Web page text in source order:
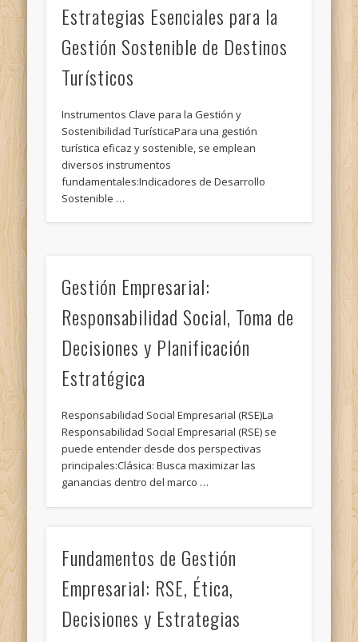
Estrategias Esenciales para la
Gestión Sostenible de Destinos
Turísticos
Instrumentos Clave para la Gestión y
Sostenibilidad TurísticaPara una gestión
turística eficaz y sostenible, se emplean
diversos instrumentos
fundamentales:Indicadores de Desarrollo
Sostenible …
Gestión Empresarial:
Responsabilidad Social, Toma de
Decisiones y Planificación
Estratégica
Responsabilidad Social Empresarial (RSE)La
Responsabilidad Social Empresarial (RSE) se
puede entender desde dos perspectivas
principales:Clásica: Busca maximizar las
ganancias dentro del marco …
Fundamentos de Gestión
Empresarial: RSE, Ética,
Decisiones y Estrategias